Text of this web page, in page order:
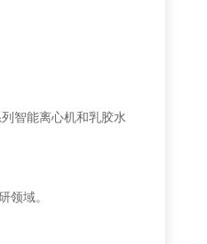
智能离心机和乳胶水
领域。